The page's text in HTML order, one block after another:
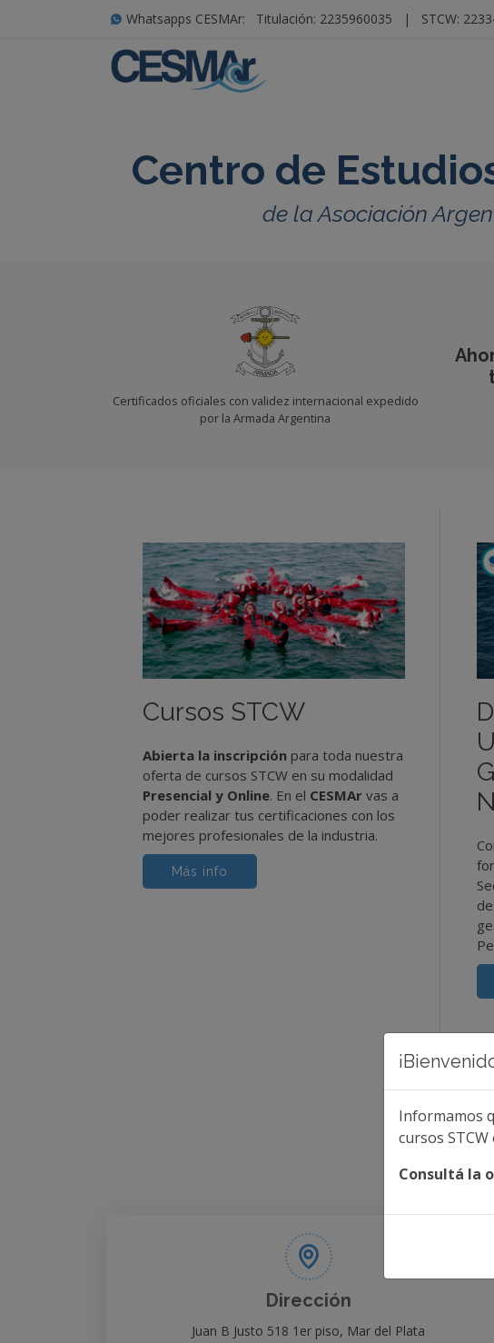
Whatsapps CESMAr: Titulación: 2235960035 | STCW:
Centro de
de la Asociación
Certificados oficiales con validez internacional expedido
por la Armada Argentina
Cursos STCW
Abierta la inscripción para toda nuestra
oferta de cursos STCW en su modalidad
Presencial y Online. En el CESMAr vas a
poder realizar tus certificaciones con los
mejores profesionales de la industria.
Más info
Dirección
Juan B Justo 518 1er piso, Mar del Plata
Informamos
cursos
Consultá la